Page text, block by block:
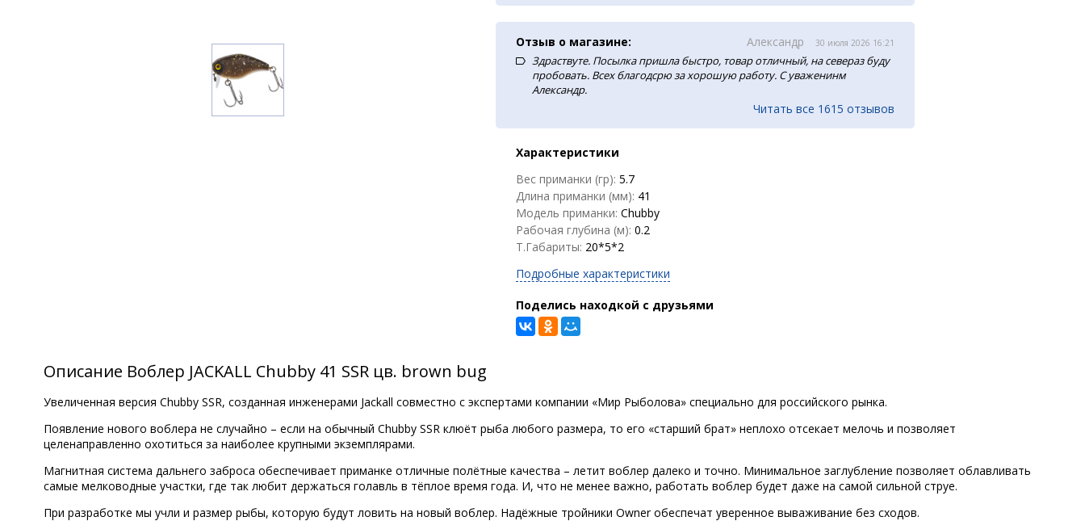
Отзыв о магазине: Александр 30 июля 2026 16:21
Здраствуте. Посылка пришла быстро, товар отличный, на севераз буду
пробовать. Всех благодсрю за хорошую работу. С уваженинм
Александр.
Читать все 1615 отзывов
Характеристики
Вес приманки (гр): 5.7
Длина приманки (мм): 41
Модель приманки: Chubby
Рабочая глубина (м): 0.2
Т.Габариты: 20*5*2
Подробные характеристики
Поделись находкой с друзьями
Описание Воблер JACKALL Chubby 41 SSR цв. brown bug
Увеличенная версия Chubby SSR, созданная инженерами Jackall совместно с экспертами компании «Мир Рыболова» специально для российского рынка.
Появление нового воблера не случайно – если на обычный Chubby SSR клюёт рыба любого размера, то его «старший брат» неплохо отсекает мелочь и позволяет
целенаправленно охотиться за наиболее крупными экземплярами.
Магнитная система дальнего заброса обеспечивает приманке отличные полётные качества – летит воблер далеко и точно. Минимальное заглубление позволяет облавливать
самые мелководные участки, где так любит держаться голавль в тёплое время года. И, что не менее важно, работать воблер будет даже на самой сильной струе.
При разработке мы учли и размер рыбы, которую будут ловить на новый воблер. Надёжные тройники Owner обеспечат уверенное вываживание без сходов.